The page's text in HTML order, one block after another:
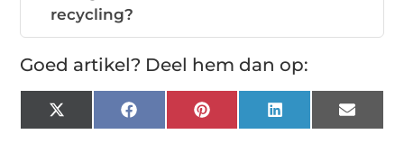
recycling?
Goed artikel? Deel hem dan op:
X
(Twitter)
FacebookPinterest LinkedIn Email